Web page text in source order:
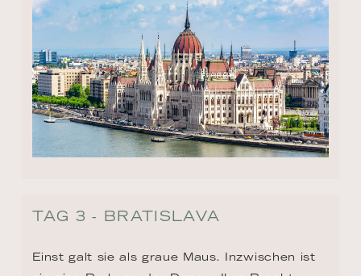
TAG 3 - BRATISLAVA
Einst galt sie als graue Maus. Inzwischen ist